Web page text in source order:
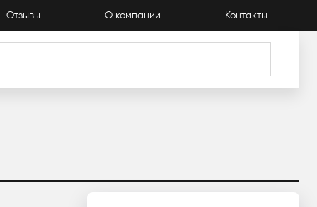
Отзывы О компании Контакты